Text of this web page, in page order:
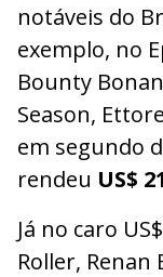
notáveis do
exemplo, no
Bounty
Season,
em segundo
rendeu US$
Já no caro
Roller,